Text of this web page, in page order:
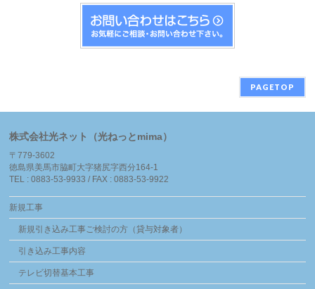
PAGETOP
株式会社光ネット（光ねっとmima）
〒779-3602
徳島県美馬市脇町大字猪尻字西分164-1
TEL : 0883-53-9933 / FAX : 0883-53-9922
新規工事
新規引き込み工事ご検討の方（貸与対象者）
引き込み工事内容
テレビ切替基本工事